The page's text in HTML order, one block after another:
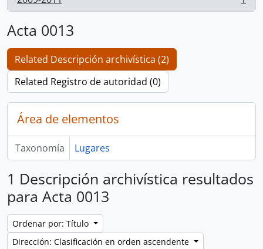
, 1 resultados
Acta 0013
Related Descripción archivística (2)
Related Registro de autoridad (0)
Área de elementos
Taxonomía Lugares
1 Descripción archivística resultados
para Acta 0013
Ordenar por: Título
Dirección: Clasificación en orden ascendente